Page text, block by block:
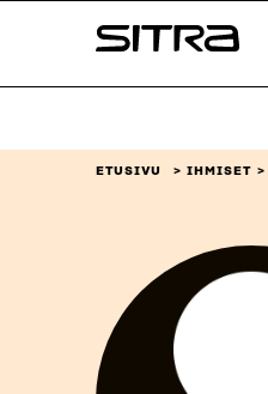
sisältöön
Sitra
ETUSIVU IHMISET